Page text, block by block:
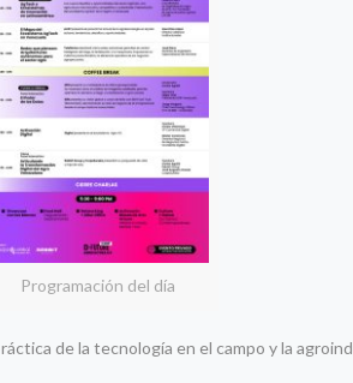
Programación del día
de la tecnología en el campo y la